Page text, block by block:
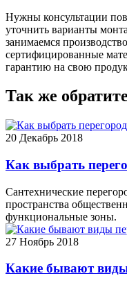
Нужны консультации
уточнить варианты
занимаемся
сертифицированные
гарантию на свою
Так же
20 Декабрь 2018
Как выбрать
Сантехнические
пространства
функциональные зоны.
27 Ноябрь 2018
Какие бывают виды